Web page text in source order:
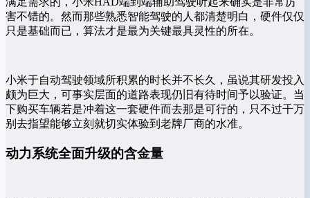
害不错的。然而那些熟悉智能驾驶的人都清楚明白，硬件仅仅
只是基础而已，算法才是最为关键最具灵性的所在。
小米于自动驾驶领域所积累的时长并不长久，虽说其研发投入
颇为巨大，可事实层面的道路表现仍旧有待时间予以验证。当
下购买车辆若是冲着这一套硬件而去那是可行的，只不过千万
别去指望能够立刻就切实体验到老牌厂商的水准。
动力系统全面升级的含金量